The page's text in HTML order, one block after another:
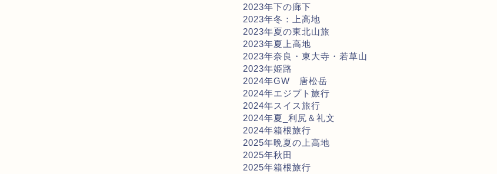
2023年下の廊下
2023年冬：上高地
2023年夏の東北山旅
2023年夏上高地
2023年奈良・東大寺・若草山
2023年姫路
2024年GW 唐松岳
2024年エジプト旅行
2024年スイス旅行
2024年夏_利尻＆礼文
2024年箱根旅行
2025年晩夏の上高地
2025年秋田
2025年箱根旅行